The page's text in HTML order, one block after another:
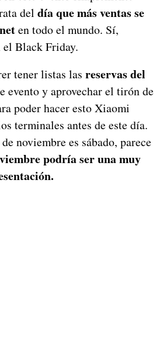
del día que más ventas se
en todo el mundo. Sí,
el Black Friday.
tener listas las reservas del
evento y aprovechar el tirón de
poder hacer esto Xiaomi
terminales antes de este día.
noviembre es sábado, parece
podría ser una muy